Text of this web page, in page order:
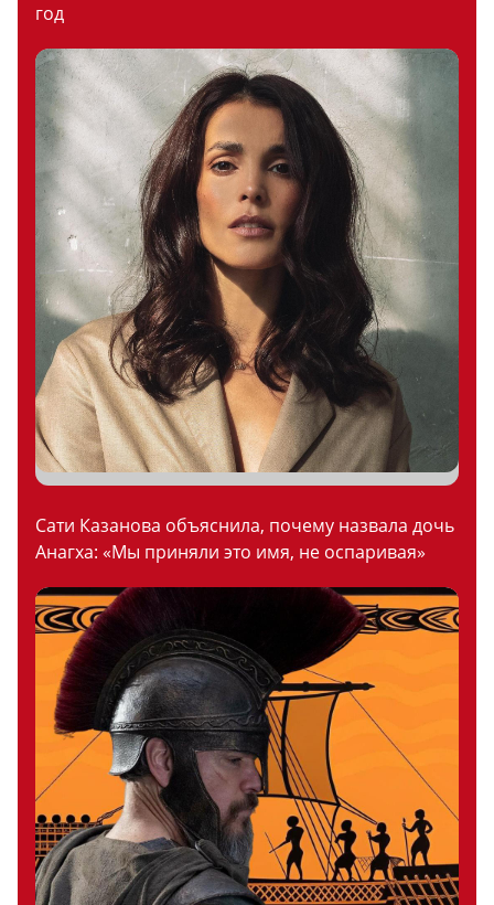
год
Сати Казанова объяснила, почему назвала дочь
Анагха: «Мы приняли это имя, не оспаривая»